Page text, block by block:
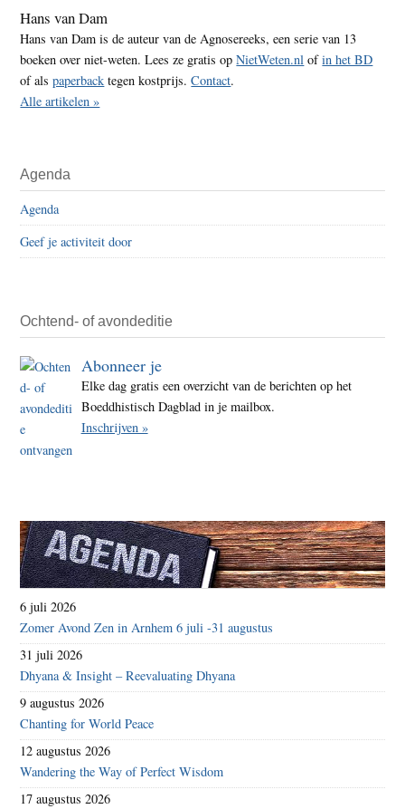
Hans van Dam
Hans van Dam is de auteur van de Agnosereeks, een serie van 13
boeken over niet-weten. Lees ze gratis opNietWeten.nl ofin het BD
of alspaperback tegen kostprijs.Contact.
Alle artikelen »
Agenda
Agenda
Geef je activiteit door
Ochtend- of avondeditie
Abonneer je
Elke dag gratis een overzicht van de berichten op het
Boeddhistisch Dagblad in je mailbox.
Inschrijven »
6 juli 2026
Zomer Avond Zen in Arnhem 6 juli -31 augustus
31 juli 2026
Dhyana & Insight – Reevaluating Dhyana
9 augustus 2026
Chanting for World Peace
12 augustus 2026
Wandering the Way of Perfect Wisdom
17 augustus 2026